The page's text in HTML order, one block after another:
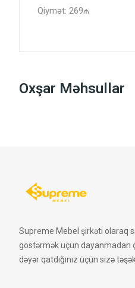
Qiymət: 269₼
Oxşar Məhsullar
Supreme Mebel şirkəti olaraq
göstərmək üçün dayanmadan
dəyər qatdığınız üçün sizə